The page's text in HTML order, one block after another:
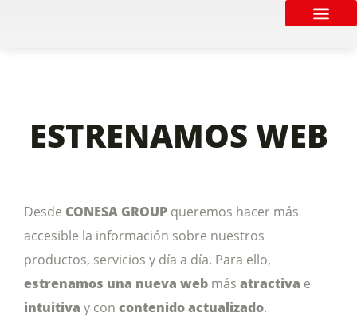
ESTRENAMOS WEB
Desde CONESA GROUP queremos hacer más
accesible la información sobre nuestros
productos, servicios y día a día. Para ello,
estrenamos una nueva web más atractiva e
intuitiva y con contenido actualizado.